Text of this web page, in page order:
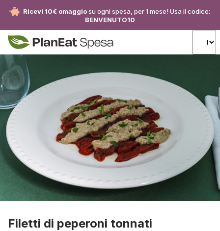
Ricevi 10€ omaggiosu ogni spesa, per 1 mese! Usa il codice:
BENVENUTO10
Filetti di peperoni tonnati